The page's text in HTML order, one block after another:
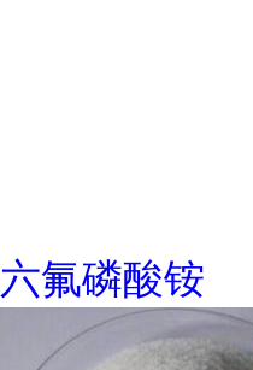
六氟磷酸铵